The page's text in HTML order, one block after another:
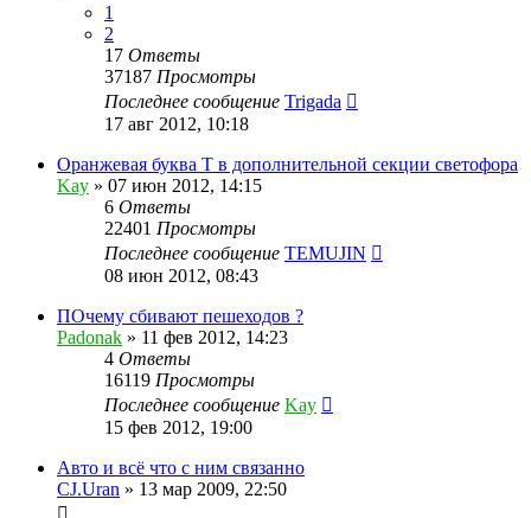
1
2
17 Ответы
37187 Просмотры
Последнее сообщение Trigada
17 авг 2012, 10:18
Оранжевая буква Т в дополнительной секции светофора
Kay » 07 июн 2012, 14:15
6 Ответы
22401 Просмотры
Последнее сообщение TEMUJIN
08 июн 2012, 08:43
ПОчему сбивают пешеходов ?
Padonak » 11 фев 2012, 14:23
4 Ответы
16119 Просмотры
Последнее сообщение Kay
15 фев 2012, 19:00
Авто и всё что с ним связанно
CJ.Uran » 13 мар 2009, 22:50